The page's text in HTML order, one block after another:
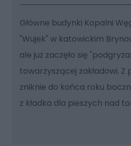
Główne budynki Kopalni
"Wujek" w katowickim
ale już zaczęło się
towarzyszącej zakładowi. Z
zniknie do końca roku
z kładka dla pieszych nad